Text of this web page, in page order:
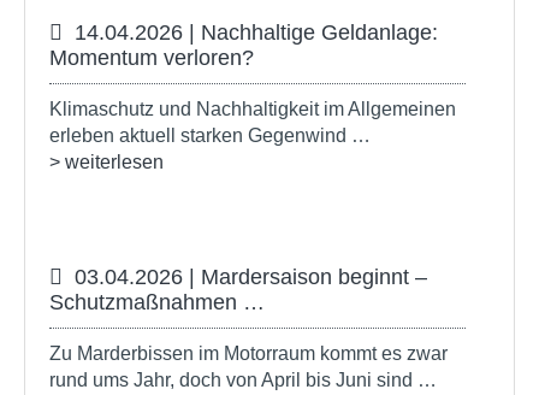
14.04.2026 | Nachhaltige Geldanlage:
Momentum verloren?
Klimaschutz und Nachhaltigkeit im Allgemeinen
erleben aktuell starken Gegenwind …
> weiterlesen
03.04.2026 | Mardersaison beginnt –
Schutzmaßnahmen …
Zu Marderbissen im Motorraum kommt es zwar
rund ums Jahr, doch von April bis Juni sind …